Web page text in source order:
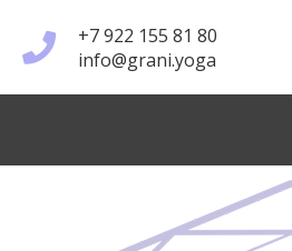
+7 922 155 81 80
info@grani.yoga